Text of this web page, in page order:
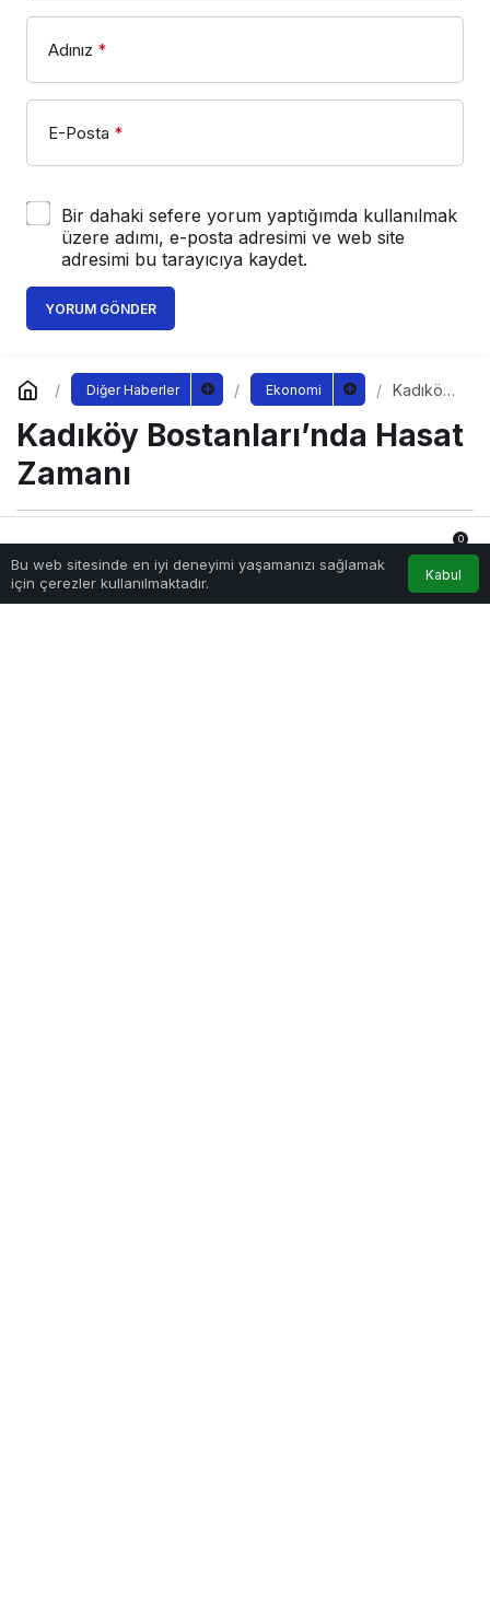
Adınız *
E-Posta *
Bir dahaki sefere yorum yaptığımda kullanılmak
üzere adımı, e-posta adresimi ve web site
adresimi bu tarayıcıya kaydet.
YORUM GÖNDER
Diğer Haberler Ekonomi
Kadıköy
’nda
Hasat
Kadıköy Bostanları’nda Hasat
Zamanı
Sağlıklı.Orgtarafından yayınlandı
13 Eylül 2022, 13:40yayınlandı
200
Bu web sitesinde en iyi deneyimi yaşamanızı sağlamak
için çerezler kullanılmaktadır.
Kabul
Anasayfa Akış Hesabım Bildirimler
0